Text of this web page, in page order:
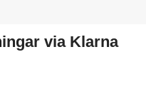
via Klarna